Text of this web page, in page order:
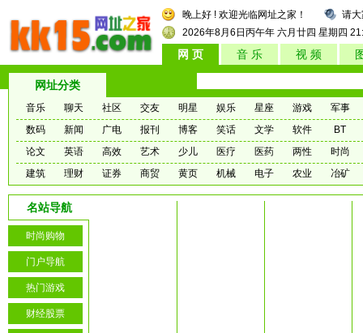
请
晚上好 ! 欢迎光临网址之家！
2026年8月6日 丙午年 六月廿四 星期四
网 页 音 乐 视 频
网址分类
音乐 聊天 社区 交友 明星 娱乐 星座 游戏
军事
数码
新闻 广电 报刊 博客 笑话 文学 软件
BT
论文
英语 高效 艺术 少儿 医疗 医药 两性
时尚
建筑
理财 证券 商贸 黄页 机械 电子 农业 冶矿
名站导航
时尚购物
门户导航
热门游戏
财经股票